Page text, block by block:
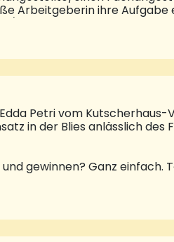
Arbeitgeberin ihre Aufgabe
zum Fachangestellten für
Bewerbung finden
Petri vom Kutscherhaus-
in der Blies anlässlich des
gewinnen? Ganz einfach.
im Zoo (an der Kasse),
(Info), Schuhaus Itt und
müssen vor Ort
zum Entenrennen (16.40-